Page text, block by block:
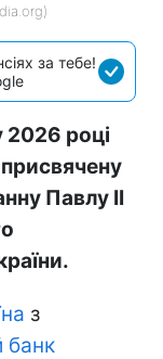
за тебе!
2026 році
Павлу II
з
банк